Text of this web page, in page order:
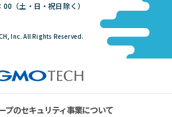
（土・日・祝日除く）
Inc. All Rights Reserved.
プのセキュリティ事業について